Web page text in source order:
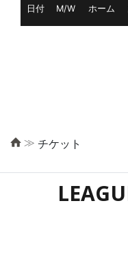
日付 M/W ホーム
≫ チケット